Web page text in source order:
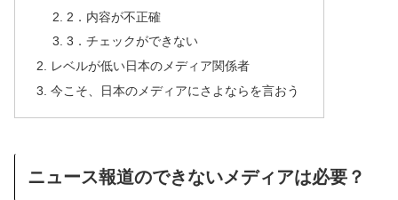
2．内容が不正確
3．チェックができない
レベルが低い日本のメディア関係者
今こそ、日本のメディアにさよならを言おう
ニュース報道のできないメディアは必要？